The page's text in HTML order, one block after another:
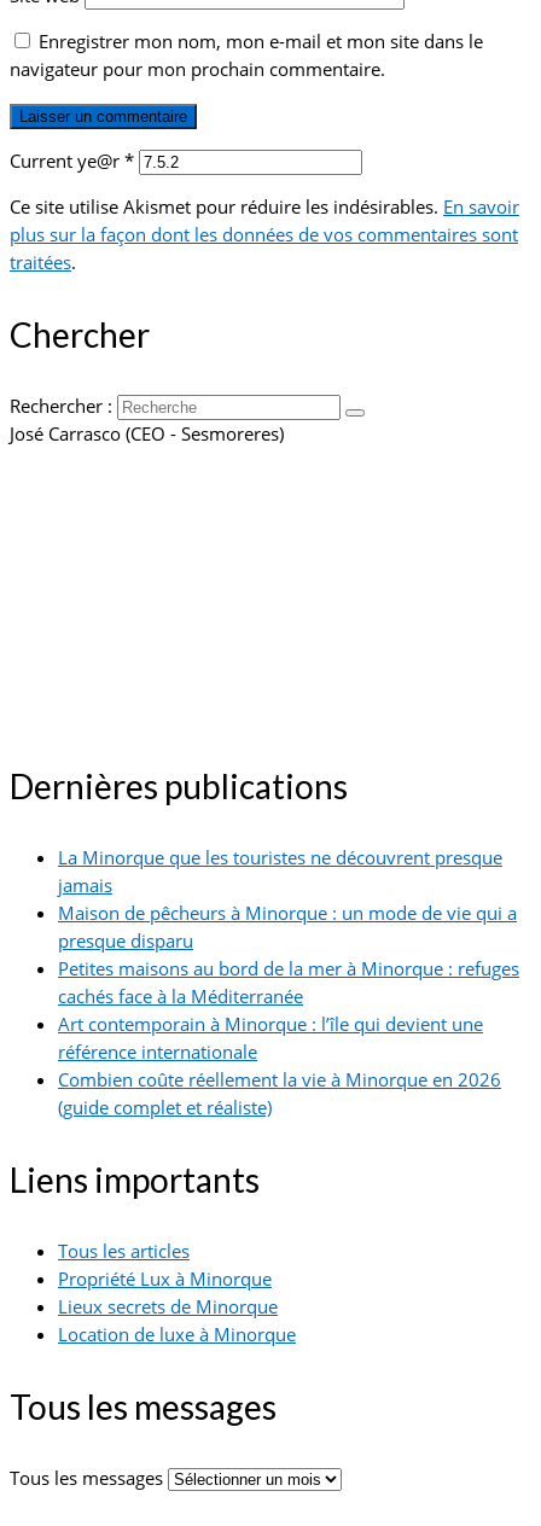
Enregistrer mon nom, mon e-mail et mon site dans le
navigateur pour mon prochain commentaire.
Current ye@r *
Ce site utilise Akismet pour réduire les indésirables. En savoir
plus sur la façon dont les données de vos commentaires sont
traitées.
Chercher
Rechercher :
José Carrasco (CEO - Sesmoreres)
Dernières publications
La Minorque que les touristes ne découvrent presque
jamais
Maison de pêcheurs à Minorque : un mode de vie qui a
presque disparu
Petites maisons au bord de la mer à Minorque : refuges
cachés face à la Méditerranée
Art contemporain à Minorque : l’île qui devient une
référence internationale
Combien coûte réellement la vie à Minorque en 2026
(guide complet et réaliste)
Liens importants
Tous les articles
Propriété Lux à Minorque
Lieux secrets de Minorque
Location de luxe à Minorque
Tous les messages
Tous les messages